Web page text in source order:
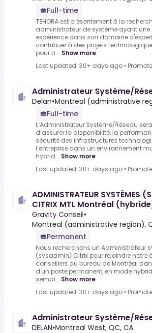
Full-time
TEHORA est présentement à la
administrateur de système ayant une
expérience dans son domaine
contribuer à des projets
pour d... Show more
Last updated: 30+ days ago •
Administrateur Système/
Delan•Montreal (administrative
Full-time
L’Administrateur Système/Réseau
d’assurer la disponibilité, la
sécurité des infrastructures
l’entreprise dans un environnement
hybrid... Show more
Last updated: 30+ days ago •
ADMINISTRATEUR SYSTÈMES
CITRIX MTL Montréal
19
Gravity Conseil•
Montreal (administrative region),
Permanent
Nous recherchons un Administrateur
(sysadmin) Citrix pour rejoindre notre
conseillers du bureau de Montréal
d'un poste permanent, en mode
semai... Show more
Last updated: 30+ days ago •
Administrateur Système/
DELAN•Montreal West, QC, CA